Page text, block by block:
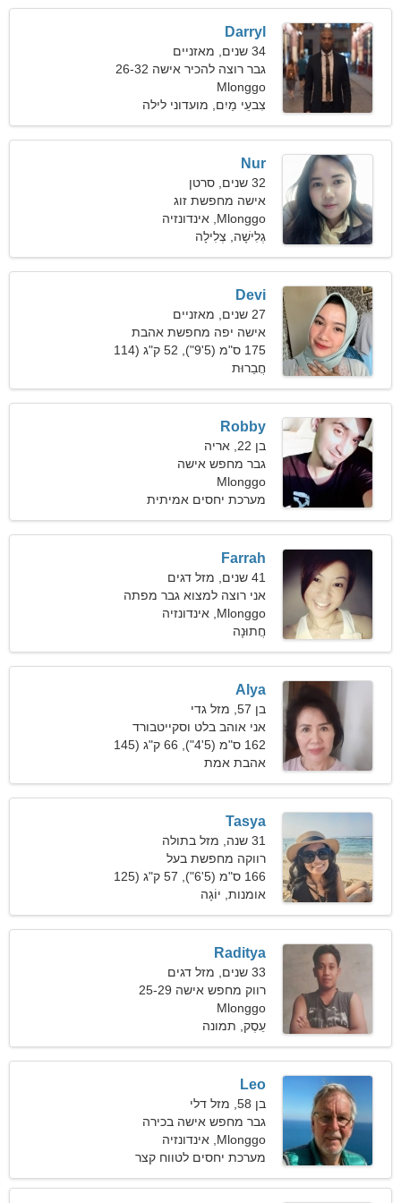
Darryl
34 שנים, מאזניים
גבר רוצה להכיר אישה 26-32
Mlonggo
צִבעֵי מַיִם, מועדוני לילה
Nur
32 שנים, סרטן
אישה מחפשת זוג
Mlonggo, אינדונזיה
גְלִישָׁה, צְלִילָה
Devi
27 שנים, מאזניים
אישה יפה מחפשת אהבת
אמת
175 ס"מ (5'9"), 52 ק"ג (114
פאונד)
חֲבֵרוּת
Robby
בן 22, אריה
גבר מחפש אישה
Mlonggo
מערכת יחסים אמיתית
Farrah
41 שנים, מזל דגים
אני רוצה למצוא גבר מפתה
Mlonggo, אינדונזיה
חֲתוּנָה
Alya
בן 57, מזל גדי
אני אוהב בלט וסקייטבורד
162 ס"מ (5'4"), 66 ק"ג (145
פאונד)
אהבת אמת
Tasya
31 שנה, מזל בתולה
רווקה מחפשת בעל
166 ס"מ (5'6"), 57 ק"ג (125
פאונד)
אומנות, יוֹגָה
Raditya
33 שנים, מזל דגים
רווק מחפש אישה 25-29
Mlonggo
עֵסֶק, תמונה
Leo
בן 58, מזל דלי
גבר מחפש אישה בכירה
Mlonggo, אינדונזיה
מערכת יחסים לטווח קצר